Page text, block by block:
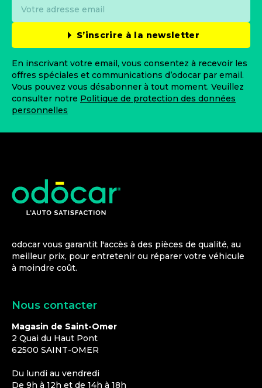
S’inscrire à la newsletter
En inscrivant votre email, vous consentez à recevoir les
offres spéciales et communications d’odocar par email.
Vous pouvez vous désabonner à tout moment. Veuillez
consulter notre Politique de protection des données
personnelles
odocar vous garantit l'accès à des pièces de qualité, au
meilleur prix, pour entretenir ou réparer votre véhicule
à moindre coût.
Nous contacter
Magasin de Saint-Omer
2 Quai du Haut Pont
62500 SAINT-OMER
Du lundi au vendredi
De 9h à 12h et de 14h à 18h